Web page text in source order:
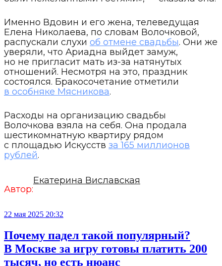
Именно Вдовин и его жена, телеведущая
Елена Николаева, по словам Волочковой,
распускали слухи об отмене свадьбы. Они же
уверяли, что Ариадна выйдет замуж,
но не пригласит мать из-за натянутых
отношений. Несмотря на это, праздник
состоялся. Бракосочетание отметили
в особняке Мясникова.
Расходы на организацию свадьбы
Волочкова взяла на себя. Она продала
шестикомнатную квартиру рядом
с площадью Искусств за 165 миллионов
рублей.
Автор:
Екатерина Виславская
22 мая 2025 20:32
Почему падел такой популярный?
В Москве за игру готовы платить 200
тысяч, но есть нюанс